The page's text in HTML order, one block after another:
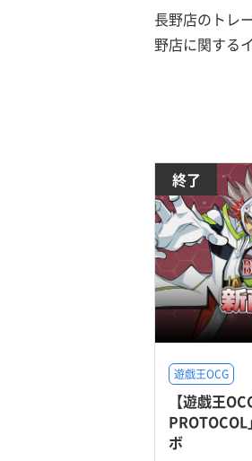
長野店のトレ
野店に関する
終了
遊戯王OCG
【遊戯王
ボ